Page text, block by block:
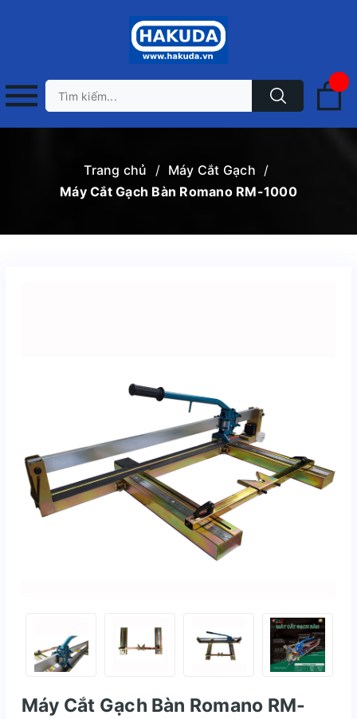
Trang chủ / Máy Cắt Gạch /
Máy Cắt Gạch Bàn Romano RM-1000
Máy Cắt Gạch Bàn Romano RM-